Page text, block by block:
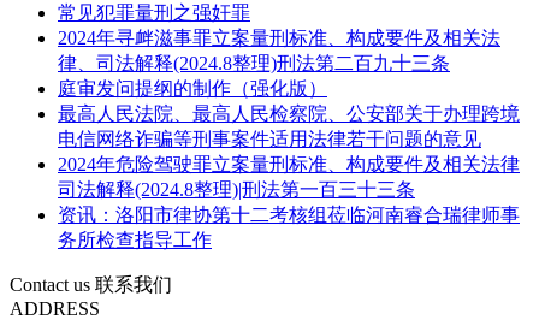
常见犯罪量刑之强奸罪
2024年寻衅滋事罪立案量刑标准、构成要件及相关法
律、司法解释(2024.8整理)刑法第二百九十三条
庭审发问提纲的制作（强化版）
最高人民法院、最高人民检察院、公安部关于办理跨境
电信网络诈骗等刑事案件适用法律若干问题的意见
2024年危险驾驶罪立案量刑标准、构成要件及相关法律
司法解释(2024.8整理)|刑法第一百三十三条
资讯：洛阳市律协第十二考核组莅临河南睿合瑞律师事
务所检查指导工作
Contact us 联系我们
ADDRESS